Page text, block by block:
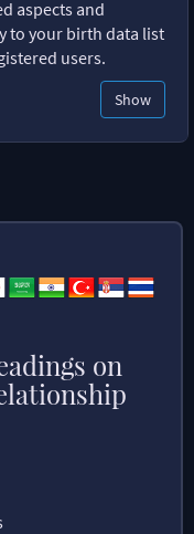
aspects and
to your birth data list
users.
Show
on